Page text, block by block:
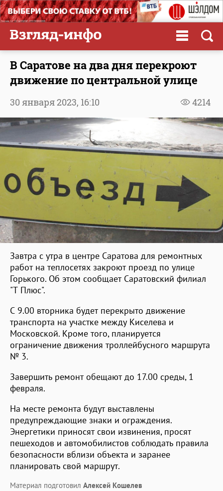
В Саратове на два дня перекроют
движение по центральной улице
4214
30 января 2023, 16:10
Завтра с утра в центре Саратова для ремонтных
работ на теплосетях закроют проезд по улице
Горького. Об этом сообщает Саратовский филиал
"Т Плюс".
С 9.00 вторника будет перекрыто движение
транспорта на участке между Киселева и
Московской. Кроме того, планируется
ограничение движения троллейбусного маршрута
№ 3.
Завершить ремонт обещают до 17.00 среды, 1
февраля.
На месте ремонта будут выставлены
предупреждающие знаки и ограждения.
Энергетики приносят свои извинения, просят
пешеходов и автомобилистов соблюдать правила
безопасности вблизи объекта и заранее
планировать свой маршрут.
Материал подготовил Алексей Кошелев